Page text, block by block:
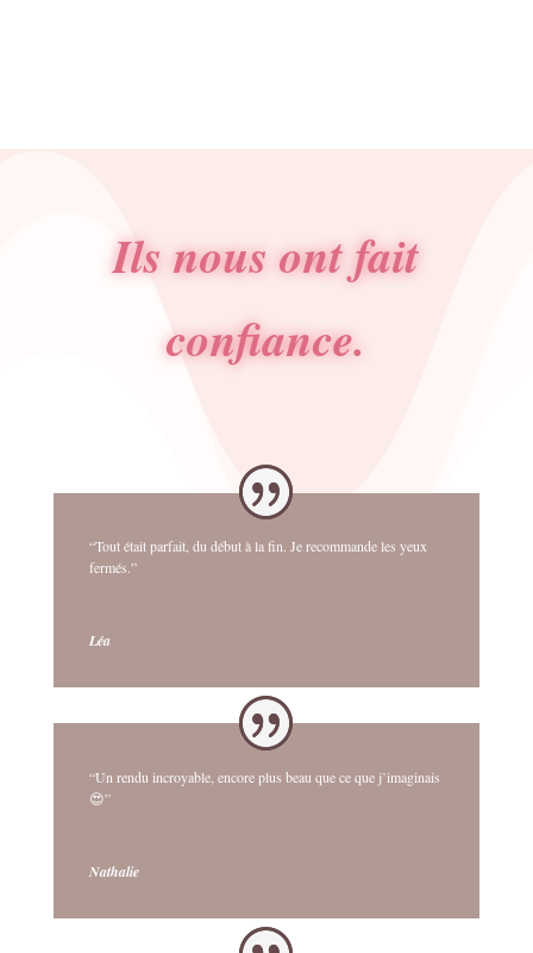
Ils nous ont fait
confiance.
“Tout était parfait, du début à la fin. Je recommande les yeux
fermés.”
Léa
“Un rendu incroyable, encore plus beau que ce que j’imaginais
😍”
Nathalie